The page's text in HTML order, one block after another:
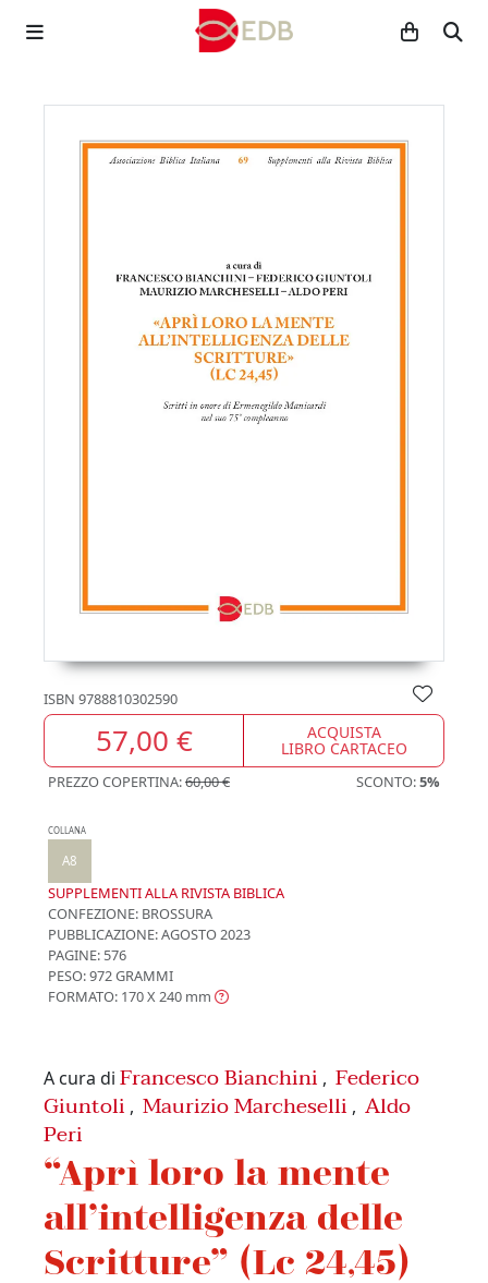
ISBN 9788810302590
57,00 € ACQUISTA
LIBRO CARTACEO
PREZZO COPERTINA:60,00 € SCONTO:5%
COLLANA
A8
SUPPLEMENTI ALLA RIVISTA BIBLICA
CONFEZIONE: BROSSURA
PUBBLICAZIONE:AGOSTO 2023
PAGINE: 576
PESO: 972 GRAMMI
FORMATO: 170 X 240 mm
A cura di Francesco Bianchini , Federico
Giuntoli , Maurizio Marcheselli , Aldo
Peri
“Aprì loro la mente
all’intelligenza delle
Scritture” (Lc 24,45)